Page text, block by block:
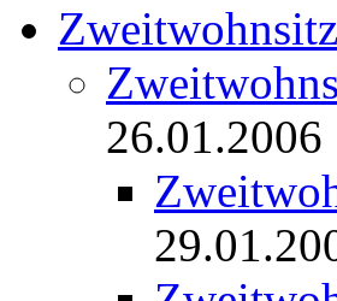
26.01.2006